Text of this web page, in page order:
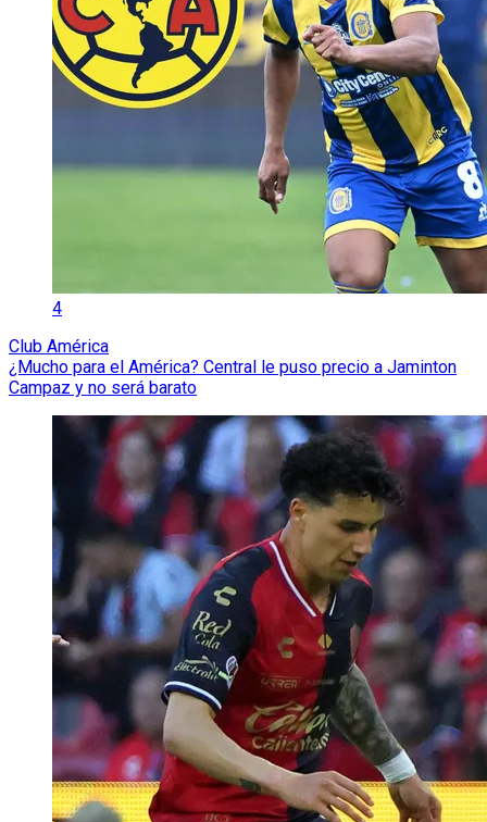
4
Club América
¿Mucho para el América? Central le puso precio a Jaminton
Campaz y no será barato